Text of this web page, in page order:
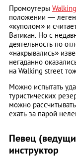
Промоутеры
положении —
«куполом» и
Ватикан. Но с
деятельность по
«накрывались»
негаданно
на Walking street
Можно испытать
туристических
можно
ехать за парой
Певец
инструктор